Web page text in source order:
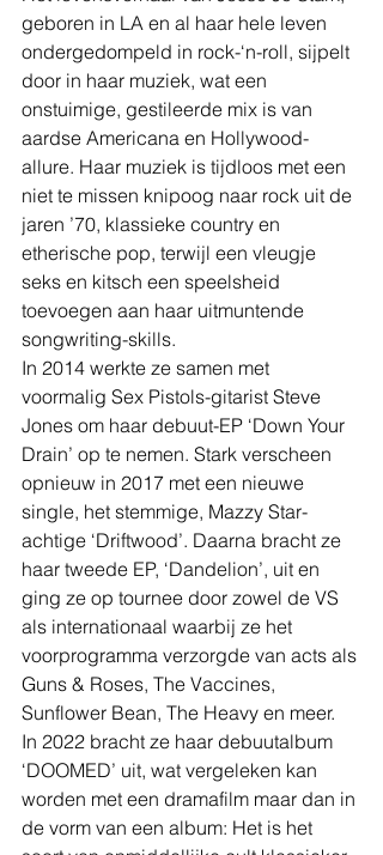
geboren in LA en al haar hele leven
ondergedompeld in rock-‘n-roll, sijpelt
door in haar muziek, wat een
onstuimige, gestileerde mix is van
aardse Americana en Hollywood-
allure. Haar muziek is tijdloos met een
niet te missen knipoog naar rock uit de
jaren ’70, klassieke country en
etherische pop, terwijl een vleugje
seks en kitsch een speelsheid
toevoegen aan haar uitmuntende
songwriting-skills.
In 2014 werkte ze samen met
voormalig Sex Pistols-gitarist Steve
Jones om haar debuut-EP ‘Down Your
Drain’ op te nemen. Stark verscheen
opnieuw in 2017 met een nieuwe
single, het stemmige, Mazzy Star-
achtige ‘Driftwood’. Daarna bracht ze
haar tweede EP, ‘Dandelion’, uit en
ging ze op tournee door zowel de VS
als internationaal waarbij ze het
voorprogramma verzorgde van acts als
Guns & Roses, The Vaccines,
Sunflower Bean, The Heavy en meer.
In 2022 bracht ze haar debuutalbum
‘DOOMED’ uit, wat vergeleken kan
worden met een dramafilm maar dan in
de vorm van een album: Het is het